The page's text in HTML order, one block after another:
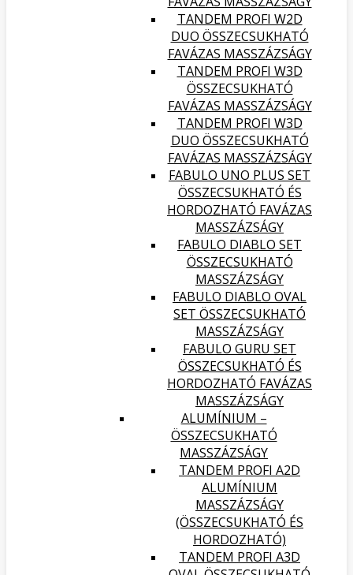
TANDEM PROFI W2D
DUO ÖSSZECSUKHATÓ
FAVÁZAS MASSZÁZSÁGY
TANDEM PROFI W3D
ÖSSZECSUKHATÓ
FAVÁZAS MASSZÁZSÁGY
TANDEM PROFI W3D
DUO ÖSSZECSUKHATÓ
FAVÁZAS MASSZÁZSÁGY
FABULO UNO PLUS SET
ÖSSZECSUKHATÓ ÉS
HORDOZHATÓ FAVÁZAS
MASSZÁZSÁGY
FABULO DIABLO SET
ÖSSZECSUKHATÓ
MASSZÁZSÁGY
FABULO DIABLO OVAL
SET ÖSSZECSUKHATÓ
MASSZÁZSÁGY
FABULO GURU SET
ÖSSZECSUKHATÓ ÉS
HORDOZHATÓ FAVÁZAS
MASSZÁZSÁGY
ALUMÍNIUM –
ÖSSZECSUKHATÓ
MASSZÁZSÁGY
TANDEM PROFI A2D
ALUMÍNIUM
MASSZÁZSÁGY
(ÖSSZECSUKHATÓ ÉS
HORDOZHATÓ)
TANDEM PROFI A3D